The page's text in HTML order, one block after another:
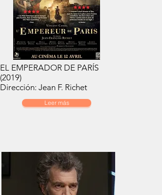
EL EMPERADOR DE PARÍS
(2019)
Dirección: Jean F. Richet
Leer más